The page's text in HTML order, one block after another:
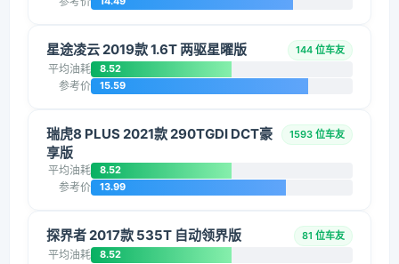
星途凌云 2019款 1.6T 两驱星曜版 144 位车友
平均油耗 8.52
参考价 15.59
瑞虎8 PLUS 2021款 290TGDI DCT豪
享版
1593 位车友
平均油耗 8.52
参考价 13.99
探界者 2017款 535T 自动领界版 81 位车友
平均油耗 8.52